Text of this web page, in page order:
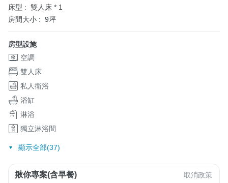
床型 : 雙人床 * 1
房間大小 : 9坪
房型設施
空調
雙人床
私人衛浴
浴缸
淋浴
獨立淋浴間
顯示全部(37)
揪你專案(含早餐) 取消政策